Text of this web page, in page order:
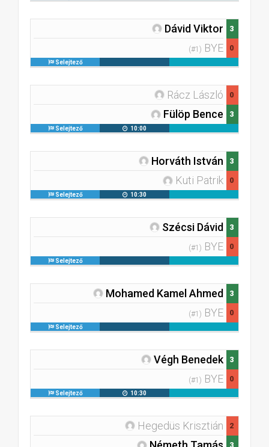
Dávid Viktor
(#1) BYE
3
0
Selejtező
Rácz László
Fülöp Bence
0
3
Selejtező 10:00
Horváth István
Kuti Patrik
3
0
Selejtező 10:30
Szécsi Dávid
(#1) BYE
3
0
Selejtező
Mohamed Kamel Ahmed
(#1) BYE
3
0
Selejtező
Végh Benedek
(#1) BYE
3
0
Selejtező 10:30
Hegedüs Krisztián
2
3